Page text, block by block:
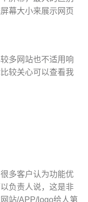
幕大小来展示网页
多网站也不适用响
较关心可以查看我
多客户认为功能优
负责人说，这是非
站/APP/logo给人第